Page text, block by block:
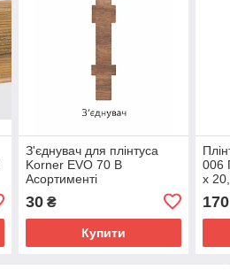
З'єднувач для плінтуса
Korner EVO 70 В
Асортименті
30₴
Купити
006
х
170